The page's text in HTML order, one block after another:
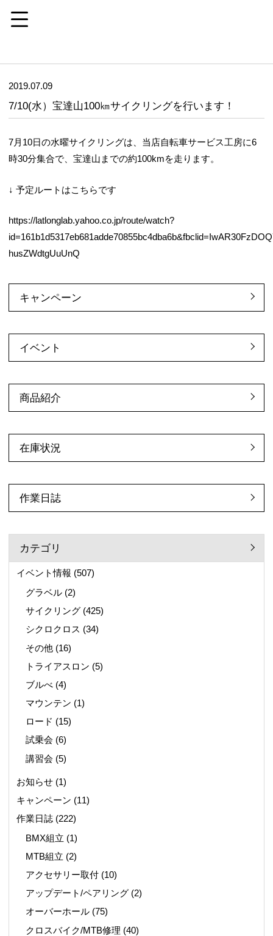
2019.07.09
7/10(水）宝達山100㎞サイクリングを行います！
7月10日の水曜サイクリングは、当店自転車サービス工房に6
時30分集合で、宝達山までの約100kmを走ります。
↓ 予定ルートはこちらです
https://latlonglab.yahoo.co.jp/route/watch?
husZWdtgUuUnQ
キャンペーン
イベント
商品紹介
在庫状況
作業日誌
カテゴリ
イベント情報 (507)
グラベル (2)
サイクリング (425)
シクロクロス (34)
その他 (16)
トライアスロン (5)
ブルべ (4)
マウンテン (1)
ロード (15)
試乗会 (6)
講習会 (5)
お知らせ(1)
キャンペーン (11)
作業日誌(222)
BMX組立 (1)
MTB組立 (2)
アクセサリー取付 (10)
アップデート/ペアリング (2)
オーバーホール (75)
クロスバイク/MTB修理 (40)